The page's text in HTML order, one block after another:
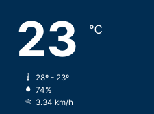
23 ℃
28º - 23º
74%
3.34 km/h